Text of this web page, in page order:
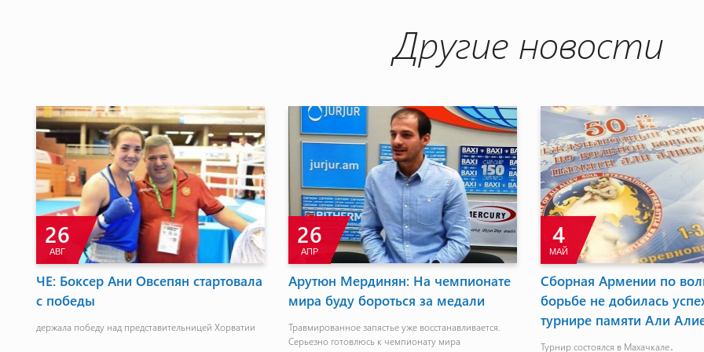
Другие новости
На чемпионате
за медали
запястье уже восстанавливается.
4
Сборная Армении по вольной
борьбе не добилась успеха на
турнире памяти Али Алиева
Турнир состоялся в Махачкале․
30
МАЙ
Известны соперники Левона
Ароняна
Турнир состоится с 4-го по 15-е июня